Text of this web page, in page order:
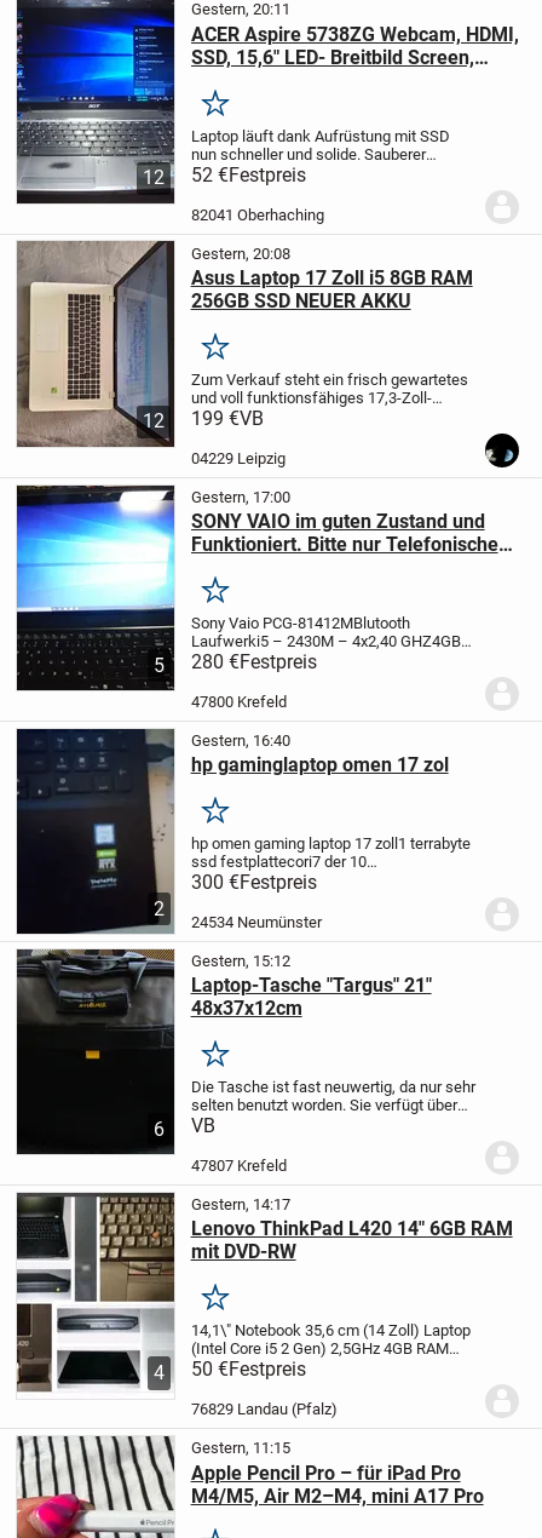
12
Gestern, 20:11
ACER Aspire 5738ZG Webcam, HDMI,
SSD, 15,6" LED- Breitbild Screen,
Merken
Laptop läuft dank Aufrüstung mit SSD
nun schneller und solide. Sauberer
Zustand. Mit Netzteil und passender
Tasche! Ist dank HDMI über Fernseher
auch als DVD-Player nutzbar.
beachten!!!V...
52 €Festpreis
82041 Oberhaching
12
Gestern, 20:08
Asus Laptop 17 Zoll i5 8GB RAM
256GB SSD NEUER AKKU
Merken
Zum Verkauf steht ein frisch gewartetes
und voll funktionsfähiges 17,3-Zoll-
Notebook Asus F751L.
technisch aufgewertet – ideal für Schule,
Office,...
199 €VB
04229 Leipzig
5
Gestern, 17:00
SONY VAIO im guten Zustand und
Funktioniert. Bitte nur Telefonische
Merken
Sony Vaio PCG-81412MBlutooth
Laufwerki5 – 2430M – 4x2,40 GHZ4GB
RAM 210 GB Festplatte
280 €Festpreis
47800 Krefeld
2
Gestern, 16:40
hp gaminglaptop omen 17 zol
Merken
hp omen gaming laptop 17 zoll 1 terrabyte
ssd festplattecori7 der 10
generationgeforce rtx2060
windows 11 home
300 €Festpreis
24534 Neumünster
6
Gestern, 15:12
Laptop-Tasche "Targus" 21"
48x37x12cm
Merken
Die Tasche ist fast neuwertig, da nur sehr
selten benutzt worden.Sie verfügt über
viele, praktische Fächer.
GEGEN GEBOT
VB
47807 Krefeld
4
Gestern, 14:17
Lenovo ThinkPad L420 14" 6GB RAM
mit DVD-RW
Merken
14,1\" Notebook 35,6 cm (14 Zoll) Laptop
(Intel Core i5 2 Gen) 2,5GHz 4GB RAM
500GB HDD Intel HD 3000
dem Lenovo ThinkPad L420 eine
Kombination aus Eleganz und
Leistungsfähigkeit.
...
50 €Festpreis
76829 Landau (Pfalz)
Gestern, 11:15
Apple Pencil Pro – für iPad Pro
M4/M5, Air M2–M4, mini A17 Pro